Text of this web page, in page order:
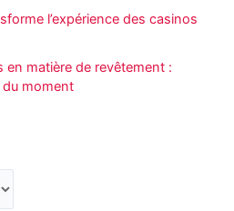
l’expérience des casinos
matière de revêtement :
moment